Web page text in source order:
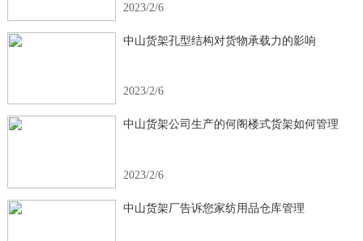
2023/2/6
中山货架孔型结构对货物承载力的影响
2023/2/6
中山货架公司生产的何阁楼式货架如何管理
2023/2/6
中山货架厂告诉您家纺用品仓库管理